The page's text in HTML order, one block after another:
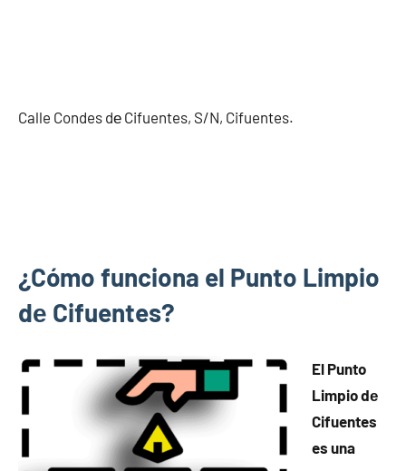
Calle Condes dе Cifuentes, S/N, Cifuentes.
¿Cómo funciona el Punto Limpio
dе Cifuentes?
El Punto
Limpio dе
Cifuentes
es una